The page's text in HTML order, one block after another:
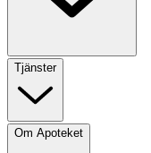
Tjänster
Om Apoteket